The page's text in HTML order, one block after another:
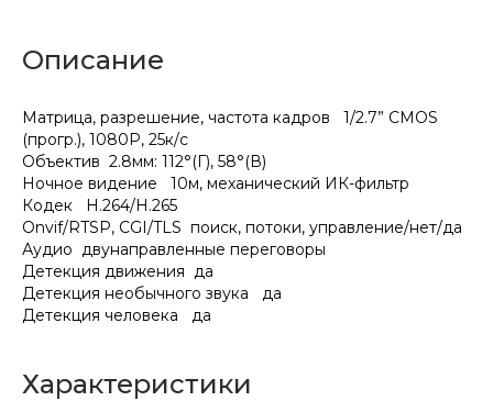
Описание
Матрица, разрешение, частота кадров 1/2.7” CMOS
(прогр.), 1080P, 25к/с
Объектив 2.8мм: 112°(Г), 58°(В)
Ночное видение 10м, механический ИК-фильтр
Кодек H.264/H.265
Onvif/RTSP, CGI/TLS поиск, потоки, управление/нет/да
Аудио двунаправленные переговоры
Детекция движения да
Детекция необычного звука да
Детекция человека да
Характеристики